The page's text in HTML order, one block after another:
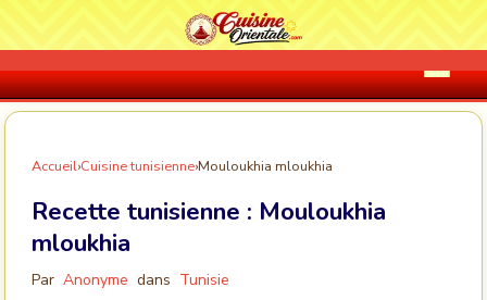
Accueil›Cuisine tunisienne›Mouloukhia mloukhia
Recette tunisienne : Mouloukhia
mloukhia
Par Anonyme dans Tunisie